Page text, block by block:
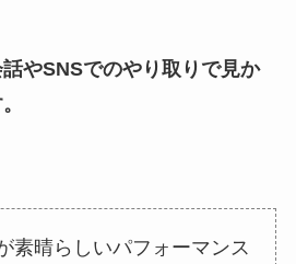
やSNSでのやり取りで見か
素晴らしいパフォーマンス